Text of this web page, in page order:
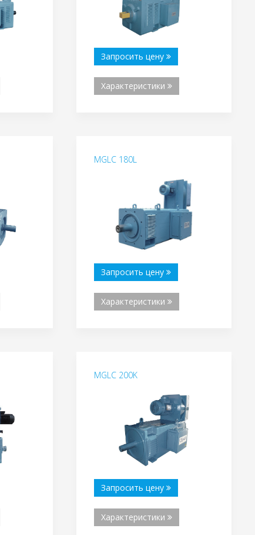
Запросить цену
Характеристики
MGLC 180L
Запросить цену
Характеристики
MGLC 200K
Запросить цену
Характеристики